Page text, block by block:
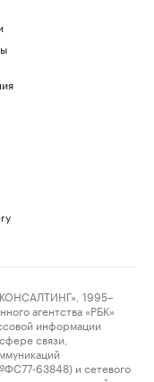
1995–
агентства «РБК»
информации
связи,
63848) и сетевого